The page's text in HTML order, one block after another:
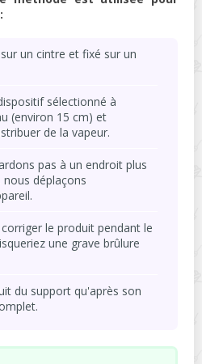
un cintre et fixé sur un
sélectionné à
(environ 15 cm) et
de la vapeur.
pas à un endroit plus
nous déplaçons
le produit pendant le
une grave brûlure
du support qu'après son